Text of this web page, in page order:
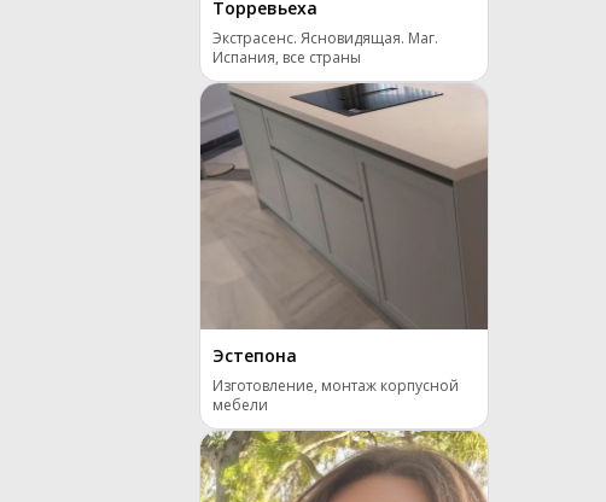
Торревьеха
Экстрасенс. Ясновидящая. Маг.
Испания, все страны
Эстепона
Изготовление, монтаж корпусной
мебели